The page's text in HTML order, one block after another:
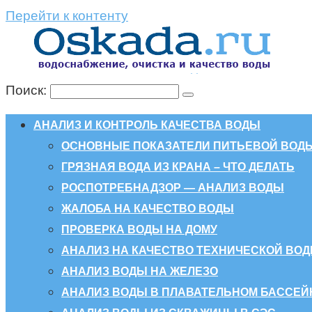
Перейти к контенту
Поиск:
АНАЛИЗ И КОНТРОЛЬ КАЧЕСТВА ВОДЫ
ОСНОВНЫЕ ПОКАЗАТЕЛИ ПИТЬЕВОЙ ВОДЫ
ГРЯЗНАЯ ВОДА ИЗ КРАНА – ЧТО ДЕЛАТЬ
РОСПОТРЕБНАДЗОР — АНАЛИЗ ВОДЫ
ЖАЛОБА НА КАЧЕСТВО ВОДЫ
ПРОВЕРКА ВОДЫ НА ДОМУ
АНАЛИЗ НА КАЧЕСТВО ТЕХНИЧЕСКОЙ
АНАЛИЗ ВОДЫ НА ЖЕЛЕЗО
АНАЛИЗ ВОДЫ В ПЛАВАТЕЛЬНОМ